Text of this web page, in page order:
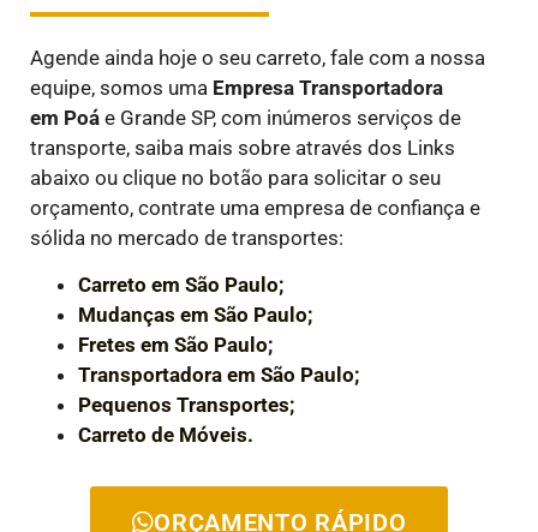
Agende ainda hoje o seu carreto, fale com a nossa
equipe, somos uma Empresa Transportadora
em Poá e Grande SP, com inúmeros serviços de
transporte, saiba mais sobre através dos Links
abaixo ou clique no botão para solicitar o seu
orçamento, contrate uma empresa de confiança e
sólida no mercado de transportes:
Carreto em São Paulo;
Mudanças em São Paulo;
Fretes em São Paulo;
Transportadora em São Paulo;
Pequenos Transportes;
Carreto de Móveis.
ORÇAMENTO RÁPIDO